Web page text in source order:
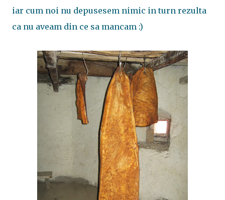
iar cum noi nu depusesem nimic in turn rezulta
ca nu aveam din ce sa mancam :)